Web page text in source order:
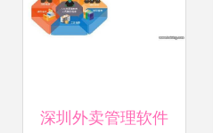
深圳外卖管理软件